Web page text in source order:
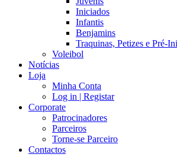
Iniciados
Infantis
Benjamins
Traquinas, Petizes e Pré-
Voleibol
Notícias
Loja
Minha Conta
Log in | Registar
Corporate
Patrocinadores
Parceiros
Torne-se Parceiro
Contactos